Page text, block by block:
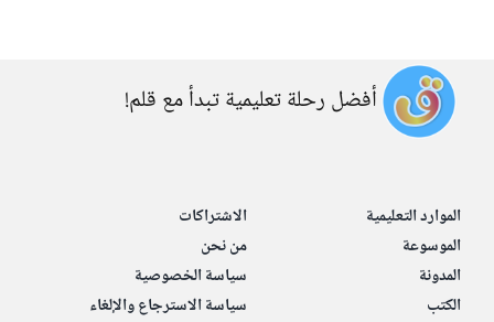
أفضل رحلة تعليمية تبدأ مع قلم!
الموارد التعليمية
الموسوعة
المدونة
الكتب
الاشتراكات
من نحن
سياسة الخصوصية
سياسة الاسترجاع والإلغاء